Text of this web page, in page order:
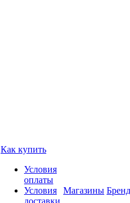
Как купить
Условия
оплаты
Условия
доставки
Магазины